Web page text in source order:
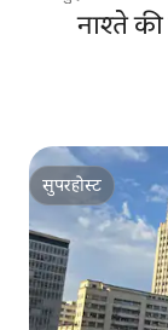
नाश्ते
सुपरहोस्ट
सुपरहोस्ट